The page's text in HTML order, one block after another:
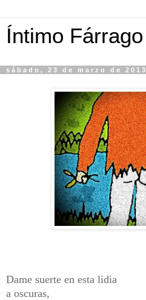
Íntimo Fárrago
sábado, 23 de marzo de 2013
Dame suerte en esta lidia
a oscuras,